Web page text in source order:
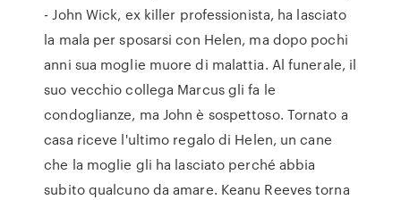
- John Wick, ex killer professionista, ha lasciato
la mala per sposarsi con Helen, ma dopo pochi
anni sua moglie muore di malattia. Al funerale, il
suo vecchio collega Marcus gli fa le
condoglianze, ma John è sospettoso. Tornato a
casa riceve l'ultimo regalo di Helen, un cane
che la moglie gli ha lasciato perché abbia
subito qualcuno da amare. Keanu Reeves torna